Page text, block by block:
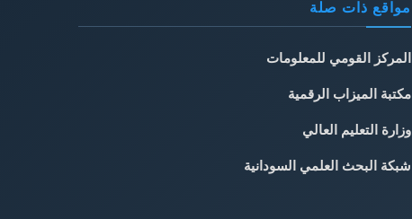
مواقع ذات صلة
المركز القومي للمعلومات
مكتبة الميزاب الرقمية
وزارة التعليم العالي
شبكة البحث العلمي السودانية